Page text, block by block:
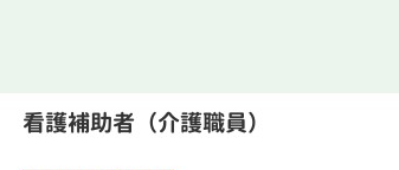
看護補助者（介護職員）